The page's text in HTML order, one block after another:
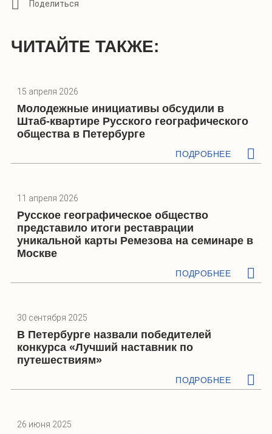
ЧИТАЙТЕ ТАКЖЕ:
15 апреля 2026
Молодежные инициативы обсудили в
Штаб-квартире Русского географического
общества в Петербурге
ПОДРОБНЕЕ
11 апреля 2026
Русское географическое общество
представило итоги реставрации
уникальной карты Ремезова на семинаре в
Москве
ПОДРОБНЕЕ
30 сентября 2025
В Петербурге назвали победителей
конкурса «Лучший наставник по
путешествиям»
ПОДРОБНЕЕ
26 июня 2025